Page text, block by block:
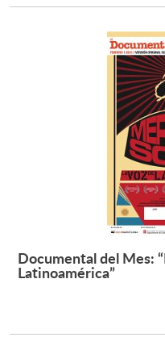
Documental del Mes:
Latinoamérica”